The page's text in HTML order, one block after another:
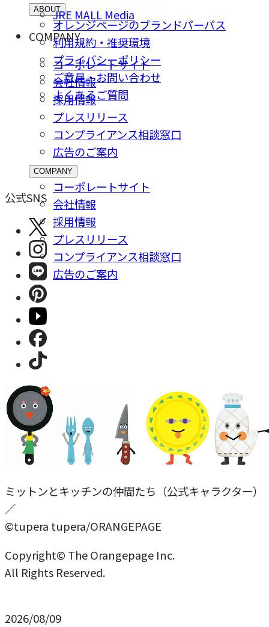
JRE MALL Media
ABOUT
オレンジページのブランドパーパス
利用規約・推奨環境
プライバシーポリシー
ご意⾒・お問い合わせ
よくあるご質問
COMPANY
コーポレートサイト
会社情報
採⽤情報
プレスリリース
コンプライアンス相談窓⼝
広告のご案内
COMPANY
コーポレートサイト
会社情報
採⽤情報
プレスリリース
コンプライアンス相談窓⼝
広告のご案内
公式SNS
ミットンとキッチンの仲間たち（公式キャラクター）
／
©tupera tupera/ORANGEPAGE
Copyright© The Orangepage Inc.
All Rights Reserved.
2026/08/09